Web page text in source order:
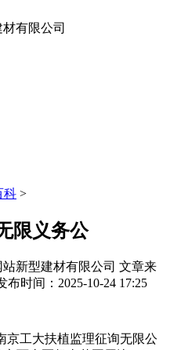
科 >
限义务公
新型建材有限公司 文章来
布时间：2025-10-24 17:25
工大扶植监理征询无限公